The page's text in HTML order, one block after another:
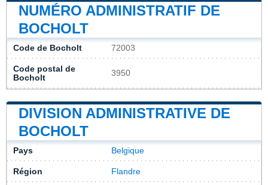
NUMÉRO ADMINISTRATIF DE
BOCHOLT
Code de Bocholt 72003
Code postal de
Bocholt
3950
DIVISION ADMINISTRATIVE DE
BOCHOLT
Pays Belgique
Région Flandre